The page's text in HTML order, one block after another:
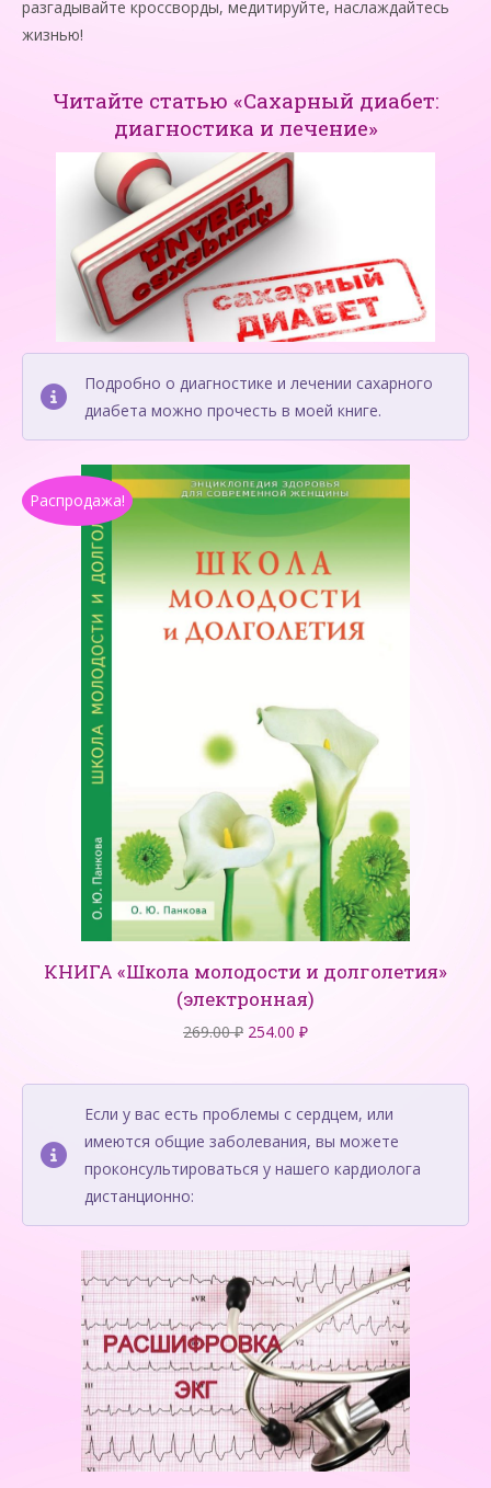
разгадывайте кроссворды, медитируйте, наслаждайтесь
жизнью!
Читайте статью «Сахарный диабет:
диагностика и лечение»
Подробно о диагностике и лечении сахарного
диабета можно прочесть в моей книге.
Распродажа!
КНИГА «Школа молодости и долголетия»
(электронная)
269.00₽ Первоначальная
составляла
269.00 ₽.
254.00 ₽Текущая
254.00 ₽.
Если у вас есть проблемы с сердцем, или
имеются общие заболевания, вы можете
проконсультироваться у нашего кардиолога
дистанционно: